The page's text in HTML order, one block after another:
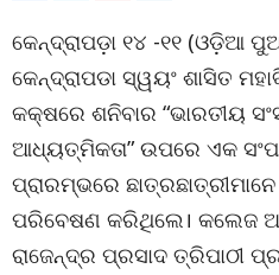
କେନ୍ଦ୍ରାପଡ଼ା ୧୪ -୧୧ (ଓଡ଼ିଆ
କେନ୍ଦ୍ରାପଡା ସ୍ୱୟଂ ଶାସିତ
କକ୍ଷରେ ଶନିବାର “ଭାରତୀୟ
ଆଧ୍ୟତ୍ମିକତା” ଉପରେ ଏକ
ପ୍ରାରମ୍ଭରେ
ପରିବେଷଣ କରିଥିଲେ। କଲେଜ
ରାଜେନ୍ଦ୍ର ପ୍ରସାଦ ତ୍ରିପାଠୀ